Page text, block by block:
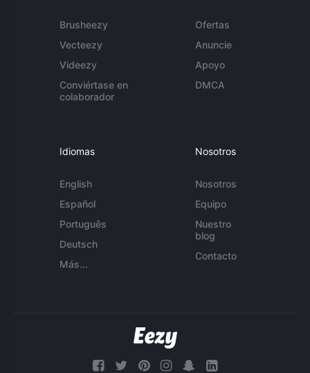
Brusheezy
Vecteezy
Videezy
Conviértase en
colaborador
Ofertas
Anuncie
Apoyo
DMCA
Idiomas
English
Español
Português
Deutsch
Más...
Nosotros
Nosotros
Equipo
Nuestro
blog
Contacto